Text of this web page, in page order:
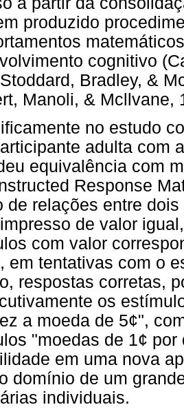
produzido
cognitivo
Bradley, &
Manoli, & Mcllvane,
no estudo
adulta com
equivalência com
Response
de relações entre
de valor
com valor
em tentativas com o
respostas corretas,
os
a moeda de 5¢",
"moedas de 1¢
em uma nova
domínio de um
individuais.